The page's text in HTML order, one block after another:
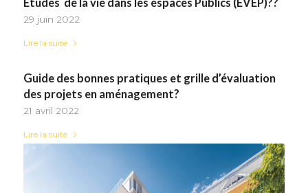
29 juin 2022
Lire la suite
Guide des bonnes pratiques et grille d’évaluation
des projets en aménagement?
21 avril 2022
Lire la suite